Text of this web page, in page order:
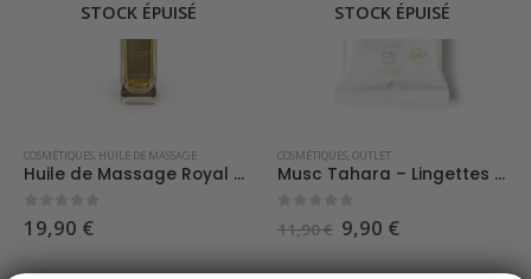
ROSE BAIE,SOINS CAPILLAIRES
STOCK ÉPUISÉ
COSMÉTIQUES HUILE DE MASSAGE
Huile de Massage Royal Gold – El Nabil
0 sur 5
19,90 €
STOCK ÉPUISÉ
COSMÉTIQUES OUTLET
Musc Tahara – Lingettes intimes – El Nabil
11,90€ Le
prix
initial
9,90 €Le
actuel